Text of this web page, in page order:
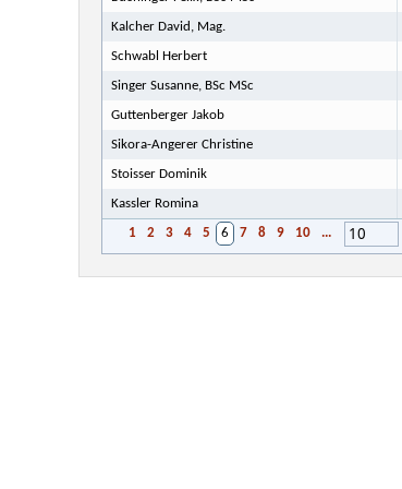
Kalcher David, Mag.
Schwabl Herbert
Singer Susanne, BSc MSc
Guttenberger Jakob
Sikora-Angerer Christine
Stoisser Dominik
Kassler Romina
1 2 3 4 5 6 7 8 9 10 ... 10